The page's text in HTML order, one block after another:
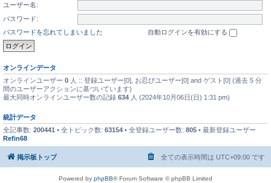
ユーザー名:
パスワード:
パスワードを忘れてしまいました
自動ログインを有効にする
オンラインデータ
オンラインユーザー 0 人 :: 登録ユーザー[0], お忍びユーザー[0] and ゲスト[0] (過去 5 分
間のユーザーアクションに基づいています)
最大同時オンラインユーザー数の記録 634 人 (2024年10月06日(日) 1:31 pm)
統計データ
全記事数: 200441 • 全トピック数: 63154 • 全登録ユーザー数: 805 • 最新登録ユーザー
Refin68
掲示板トップ 全ての表示時間は UTC+09:00 です
Powered by phpBB® Forum Software © phpBB Limited